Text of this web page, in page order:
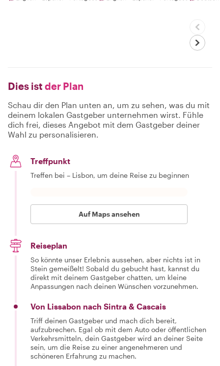
Dies ist der Plan
Schau dir den Plan unten an, um zu sehen, was du mit
deinem lokalen Gastgeber unternehmen wirst. Fühle
dich frei, dieses Angebot mit dem Gastgeber deiner
Wahl zu personalisieren.
Treffpunkt
Treffen bei – Lisbon, um deine Reise zu beginnen
Auf Maps ansehen
Reiseplan
So könnte unser Erlebnis aussehen, aber nichts ist in
Stein gemeißelt! Sobald du gebucht hast, kannst du
direkt mit deinem Gastgeber chatten, um kleine
Anpassungen nach deinen Wünschen vorzunehmen.
Von Lissabon nach Sintra & Cascais
Triff deinen Gastgeber und mach dich bereit,
aufzubrechen. Egal ob mit dem Auto oder öffentlichen
Verkehrsmitteln, dein Gastgeber wird an deiner Seite
sein, um die Reise zu einer angenehmeren und
schöneren Erfahrung zu machen.